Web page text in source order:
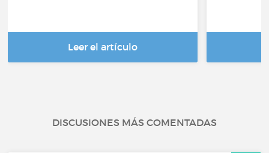
Leer el artículo
DISCUSIONES MÁS COMENTADAS